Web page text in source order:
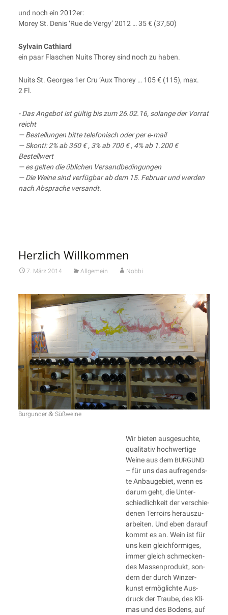
und noch ein 2012er:
Morey St. Denis ‘Rue de Ver­gy’ 2012 … 35 € (37,50)
Syl­vain Cathiard
ein paar Fla­schen Nuits Thorey sind noch zu haben.
Nuits St. Geor­ges 1er Cru ‘Aux Thorey … 105 € (115), max.
2 Fl.
- Das Ange­bot ist gül­tig bis zum 26.02.16, solan­ge der Vor­rat
reicht
— Bestel­lun­gen bit­te tele­fo­nisch oder per e‑mail
— Skon­ti: 2% ab 350 € , 3% ab 700 € , 4% ab 1.200 €
Bestellwert
— es gel­ten die übli­chen Versandbedingungen
— Die Wei­ne sind ver­füg­bar ab dem 15. Febru­ar und wer­den
nach Abspra­che versandt.
Herzlich Willkommen
7. März 2014 Allgemein Nobbi
Bur­gun­der &Süßweine
Wir bie­ten aus­ge­such­te,
qua­li­ta­tiv hoch­wer­ti­ge
Wei­ne aus dem BURGUND
– für uns das auf­re­gends­
te Anbau­ge­biet, wenn es
dar­um geht, die Unter­
schied­lich­keit der ver­schie­
de­nen Ter­ro­irs her­aus­zu­
ar­bei­ten. Und eben dar­auf
kommt es an. Wein ist für
uns kein gleich­för­mi­ges,
immer gleich schme­cken­
des Mas­sen­pro­dukt, son­
dern der durch Win­zer­
kunst ermög­lich­te Aus­
druck der Trau­be, des Kli­
mas und des Bodens, auf